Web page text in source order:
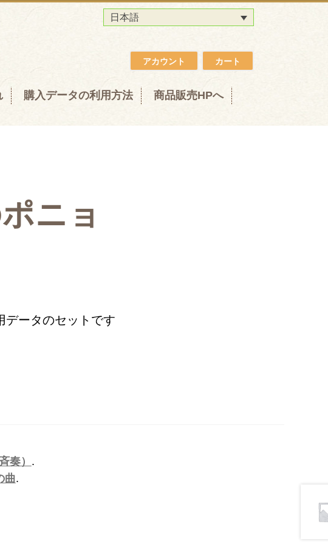
日本語
アカウント カート
購入データの利用方法 商品販売HPへ
ニョ
データのセットです
奏） .
曲.